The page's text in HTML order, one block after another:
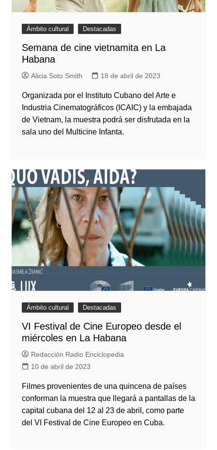
Ámbito cultural Destacadas
Semana de cine vietnamita en La
Habana
Alicia Soto Smith 18 de abril de 2023
Organizada por el Instituto Cubano del Arte e
Industria Cinematográficos (ICAIC) y la embajada
de Vietnam, la muestra podrá ser disfrutada en la
sala uno del Multicine Infanta.
Ámbito cultural Destacadas
VI Festival de Cine Europeo desde el
miércoles en La Habana
Redacción Radio Enciclopedia
10 de abril de 2023
Filmes provenientes de una quincena de países
conforman la muestra que llegará a pantallas de la
capital cubana del 12 al 23 de abril, como parte
del VI Festival de Cine Europeo en Cuba.